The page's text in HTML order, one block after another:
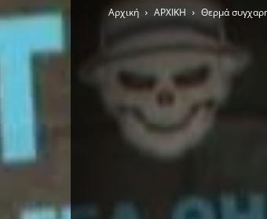
Αρχική ΑΡΧΙΚΗ Θερμά